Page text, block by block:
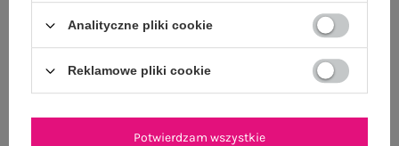
WYSYŁKA I DOSTAWA
ZWROTY I REKLAMACJE
PRODUKTY ZE STYLIZACJI
Analityczne pliki cookie
Reklamowe pliki cookie
Potwierdzam wszystkie